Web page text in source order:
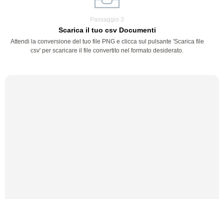
Passaggio 3
Scarica il tuo csv Documenti
Attendi la conversione del tuo file PNG e clicca sul pulsante 'Scarica file
csv' per scaricare il file convertito nel formato desiderato.